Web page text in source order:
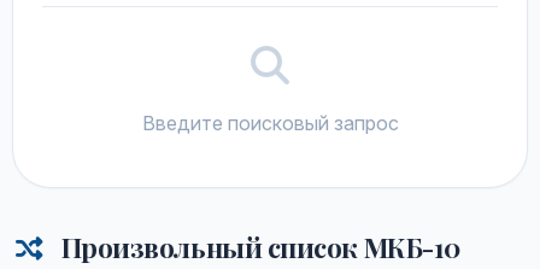
Введите поисковый запрос
Произвольный список МКБ-10